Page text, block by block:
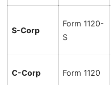
S-Corp
Form 1120-
S
C-Corp Form 1120